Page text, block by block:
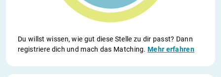
Du willst wissen, wie gut diese Stelle zu dir passt? Dann
registriere dich und mach das Matching.Mehr erfahren